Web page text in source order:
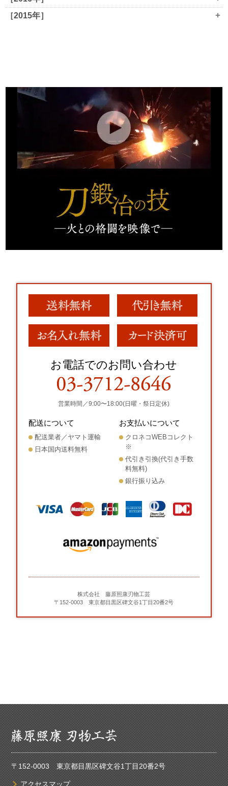
［2015年］ +
お電話でのお問い合わせ
営業時間／9:00〜18:00(日曜・祭日定休)
配送について
配送業者／ヤマト運輸
日本国内送料無料
お支払いについて
クロネコWEBコレクト
※
代引き引換(代引き手数
料無料)
銀行振り込み
株式会社 藤原照康刃物工芸
〒152-0003 東京都目黒区碑文谷1丁目20番2号
〒152-0003 東京都目黒区碑文谷1丁目20番2号
アクセスマップ